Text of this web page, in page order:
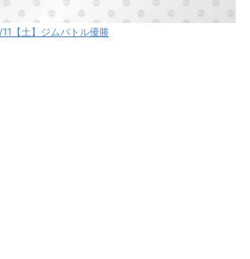
11【土】ジムバトル優勝